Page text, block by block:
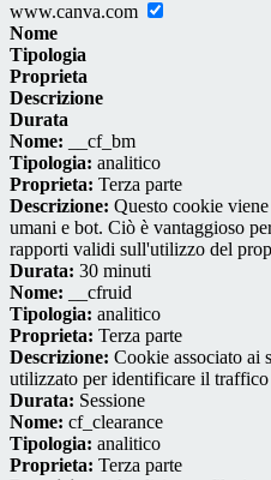
www.canva.com
Nome
Tipologia
Proprieta
Descrizione
Durata
Nome: __cf_bm
Tipologia: analitico
Proprieta: Terza parte
Descrizione: Questo cookie
umani e bot. Ciò è vantaggioso
rapporti validi sull'utilizzo del
Durata: 30 minuti
Nome: __cfruid
Tipologia: analitico
Proprieta: Terza parte
Descrizione: Cookie associato ai
utilizzato per identificare il
Durata: Sessione
Nome: cf_clearance
Tipologia: analitico
Proprieta: Terza parte